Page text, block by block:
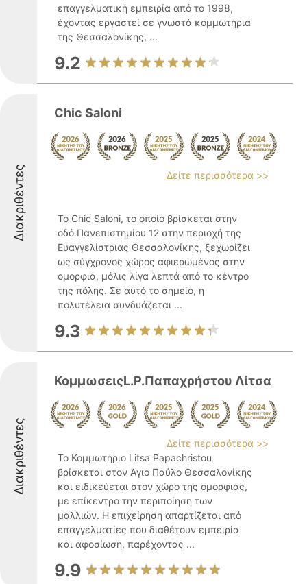
επαγγελματική εμπειρία από το 1998,
έχοντας εργαστεί σε γνωστά κομμωτήρια
της Θεσσαλονίκης, ...
9.2
Διακριθέντες
Chic Saloni
Δείτε περισσότερα >>
Το Chic Saloni, το οποίο βρίσκεται στην
οδό Πανεπιστημίου 12 στην περιοχή της
Ευαγγελίστριας Θεσσαλονίκης, ξεχωρίζει
ως σύγχρονος χώρος αφιερωμένος στην
ομορφιά, μόλις λίγα λεπτά από το κέντρο
της πόλης. Σε αυτό το σημείο, η
πολυτέλεια συνδυάζεται ...
9.3
Διακριθέντες
ΚομμωσειςL.P.Παπαχρήστου Λίτσα
Δείτε περισσότερα >>
Το Κομμωτήριο Litsa Papachristou
βρίσκεται στον Άγιο Παύλο Θεσσαλονίκης
και ειδικεύεται στον χώρο της ομορφιάς,
με επίκεντρο την περιποίηση των
μαλλιών. Η επιχείρηση απαρτίζεται από
επαγγελματίες που διαθέτουν εμπειρία
και αφοσίωση, παρέχοντας ...
9.9